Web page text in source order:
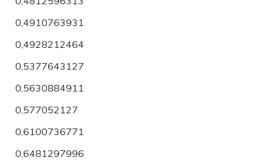
0,4910763931
0,4928212464
0,5377643127
0,5630884911
0,577052127
0,6100736771
0,6481297996